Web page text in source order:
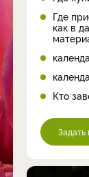
Где
как в
Кто
Задать